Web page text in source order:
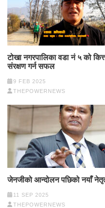
टोखा नगरपालिका वडा नं ५ को
संरक्षण गर्न सफल
9 FEB 2025
THEPOWERNEWS
जेनजीको आन्दोलन पछिको नयाँ
11 SEP 2025
THEPOWERNEWS